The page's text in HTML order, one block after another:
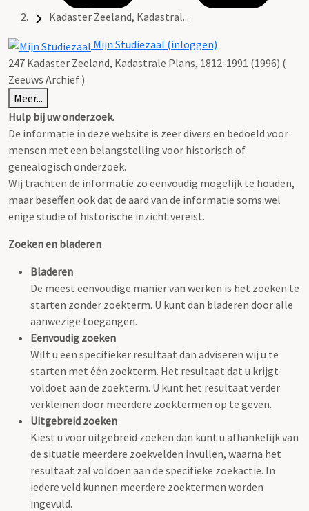
Kadaster Zeeland, Kadastral...
Mijn Studiezaal (inloggen)
247 Kadaster Zeeland, Kadastrale Plans, 1812-1991 (1996) (
Zeeuws Archief )
Meer...
Hulp bij uw onderzoek.
De informatie in deze website is zeer divers en bedoeld voor
mensen met een belangstelling voor historisch of
genealogisch onderzoek.
Wij trachten de informatie zo eenvoudig mogelijk te houden,
maar beseffen ook dat de aard van de informatie soms wel
enige studie of historische inzicht vereist.
Zoeken en bladeren
Bladeren
De meest eenvoudige manier van werken is het zoeken te
starten zonder zoekterm. U kunt dan bladeren door alle
aanwezige toegangen.
Eenvoudig zoeken
Wilt u een specifieker resultaat dan adviseren wij u te
starten met één zoekterm. Het resultaat dat u krijgt
voldoet aan de zoekterm. U kunt het resultaat verder
verkleinen door meerdere zoektermen op te geven.
Uitgebreid zoeken
Kiest u voor uitgebreid zoeken dan kunt u afhankelijk van
de situatie meerdere zoekvelden invullen, waarna het
resultaat zal voldoen aan de specifieke zoekactie. In
iedere veld kunnen meerdere zoektermen worden
ingevuld.